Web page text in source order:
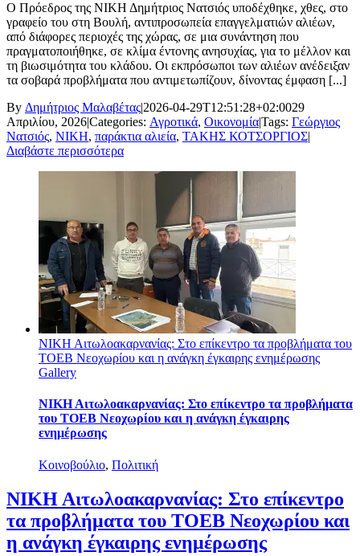
Ο Πρόεδρος της ΝΙΚΗ Δημήτριος Νατσιός υποδέχθηκε, χθες, στο
γραφείο του στη Βουλή, αντιπροσωπεία επαγγελματιών αλιέων,
από διάφορες περιοχές της χώρας, σε μια συνάντηση που
πραγματοποιήθηκε, σε κλίμα έντονης ανησυχίας, για το μέλλον και
τη βιωσιμότητα του κλάδου. Οι εκπρόσωποι των αλιέων ανέδειξαν
τα σοβαρά προβλήματα που αντιμετωπίζουν, δίνοντας έμφαση [...]
By Δημήτριος Μαλαβέτας|2026-04-29T12:51:28+02:0029
Απριλίου, 2026|Categories: Αγροτικά, Οικονομία|Tags: Γεώργιος
Νατσιός, ΝΙΚΗ, παράκτια αλιεία, ΤΑΚΗΣ ΚΟΤΣΟΡΓΙΟΣ|
Διαβάστε περισσότερα
ΝΙΚΗ Αιτωλοακαρνανίας: Στο επίκεντρο τα προβλήματα του
ΤΟΕΒ Νεοχωρίου και η ανάγκη έγκαιρης ενημέρωσης
Gallery
ΝΙΚΗ Αιτωλοακαρνανίας: Στο επίκεντρο τα προβλήματα
του ΤΟΕΒ Νεοχωρίου και η ανάγκη έγκαιρης
ενημέρωσης
Κοινοβούλιο, Πολιτική
ΝΙΚΗ Αιτωλοακαρνανίας: Στο επίκεντρο
τα προβλήματα του ΤΟΕΒ Νεοχωρίου και
η ανάγκη έγκαιρης ενημέρωσης